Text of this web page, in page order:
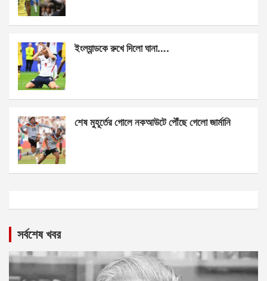
ইংল্যান্ডকে রুখে দিলো ঘানা….
শেষ মুহূর্তের গোলে নকআউটে পৌঁছে গেলো জার্মানি
সর্বশেষ খবর